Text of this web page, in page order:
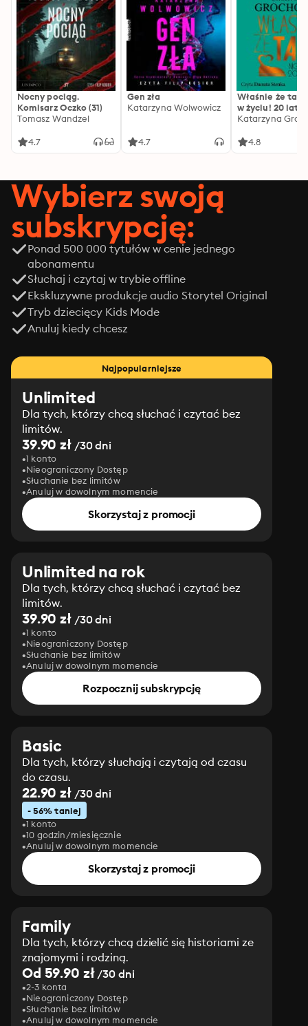
Nocny pociąg.
Komisarz Oczko (31)
Tomasz Wandzel
4.7
Gen zła
Katarzyna Wolwowicz
4.7
Właśnie że tak!
w życiu! 20 lat
Katarzyna
4.8
Wybierz swoją
subskrypcję:
Ponad 500 000 tytułów w cenie jednego
abonamentu
Słuchaj i czytaj w trybie offline
Ekskluzywne produkcje audio Storytel Original
Tryb dziecięcy Kids Mode
Anuluj kiedy chcesz
Najpopularniejsze
Unlimited
Dla tych, którzy chcą słuchać i czytać bez
limitów.
39.90 zł/30 dni
1 konto
Nieograniczony Dostęp
Słuchanie bez limitów
Anuluj w dowolnym momencie
Skorzystaj z promocji
Unlimited na rok
Dla tych, którzy chcą słuchać i czytać bez
limitów.
39.90 zł/30 dni
1 konto
Nieograniczony Dostęp
Słuchanie bez limitów
Anuluj w dowolnym momencie
Rozpocznij subskrypcję
Basic
Dla tych, którzy słuchają i czytają od czasu
do czasu.
22.90 zł/30 dni
- 56% taniej
1 konto
10 godzin/miesięcznie
Anuluj w dowolnym momencie
Skorzystaj z promocji
Family
Dla tych, którzy chcą dzielić się historiami ze
znajomymi i rodziną.
Od 59.90 zł/30 dni
2-3 konta
Nieograniczony Dostęp
Słuchanie bez limitów
Anuluj w dowolnym momencie